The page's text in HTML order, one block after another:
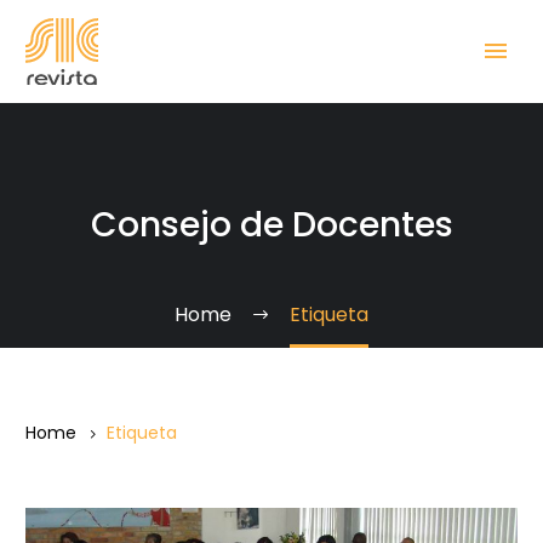
Consejo de Docentes
Home Etiqueta
Home Etiqueta
¿Qué